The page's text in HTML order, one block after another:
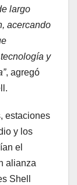
largo
acercando
y
, agregó
estaciones
y los
el
alianza
Shell